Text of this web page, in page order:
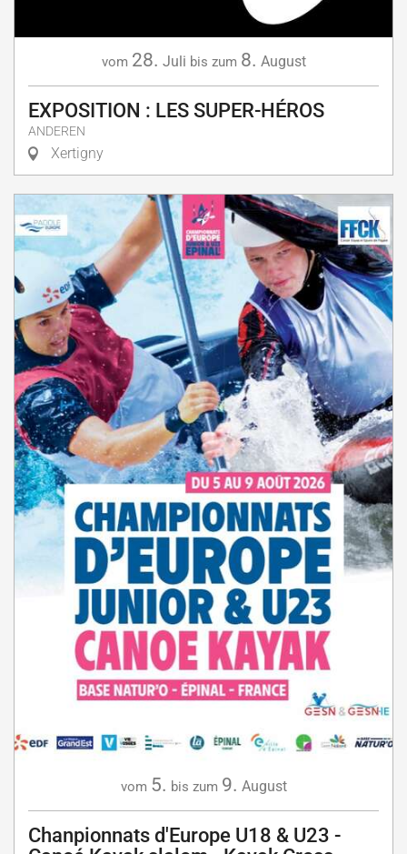
vom 28. Juli bis zum 8. August
EXPOSITION : LES SUPER-HÉROS
ANDEREN
Xertigny
vom 5. bis zum 9. August
Chanpionnats d'Europe U18 & U23 -